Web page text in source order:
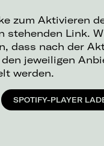
zum Aktivieren
stehenden Link.
dass nach der
den jeweiligen
werden.
SPOTIFY-PLAYER